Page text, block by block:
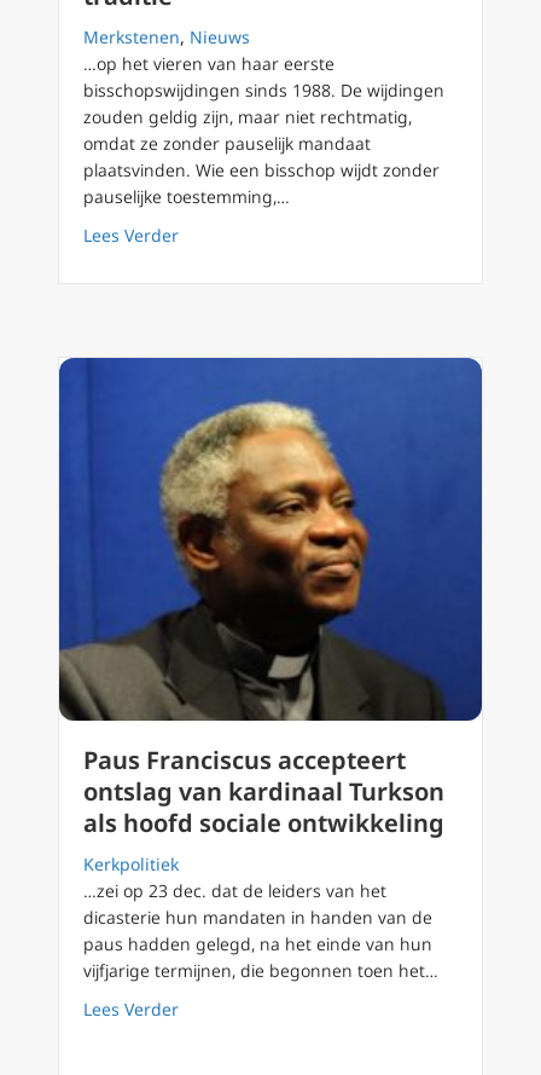
Merkstenen, Nieuws
…op het vieren van haar eerste
bisschopswijdingen sinds 1988. De wijdingen
zouden geldig zijn, maar niet rechtmatig,
omdat ze zonder pauselijk mandaat
plaatsvinden. Wie een bisschop wijdt zonder
pauselijke toestemming,…
Lees Verderabout Leo XIV en de uitdaging van de
Paus Franciscus accepteert
ontslag van kardinaal Turkson
als hoofd sociale ontwikkeling
Kerkpolitiek
…zei op 23 dec. dat de leiders van het
dicasterie hun mandaten in handen van de
paus hadden gelegd, na het einde van hun
vijfjarige termijnen, die begonnen toen het…
Lees Verderabout Paus Franciscus accepteert ontslag